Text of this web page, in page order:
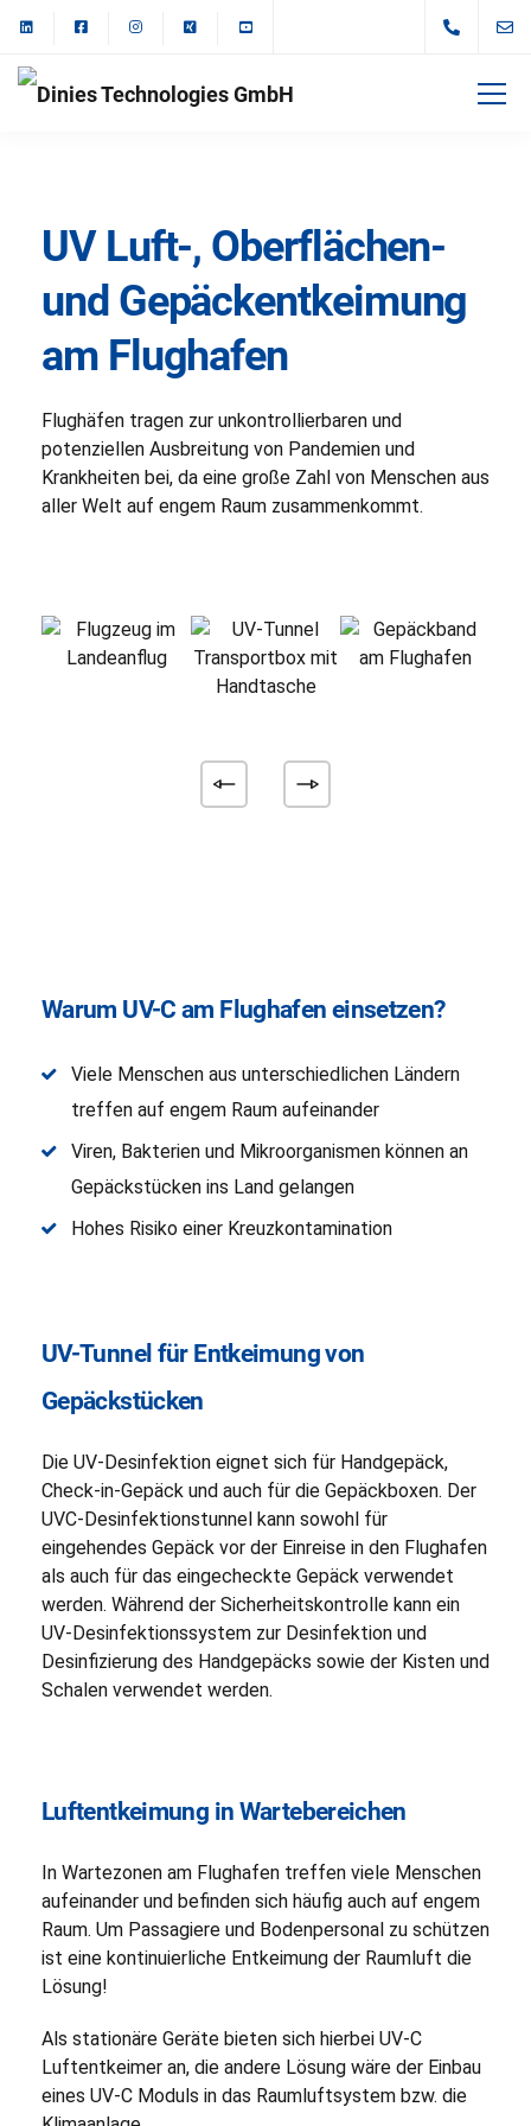
UV Luft-, Oberflächen-
und Gepäckentkeimung
am Flughafen
Flughäfen tragen zur unkontrollierbaren und
potenziellen Ausbreitung von Pandemien und
Krankheiten bei, da eine große Zahl von Menschen aus
aller Welt auf engem Raum zusammenkommt.
Warum UV-C am Flughafen einsetzen?
Viele Menschen aus unterschiedlichen Ländern
treffen auf engem Raum aufeinander
Viren, Bakterien und Mikroorganismen können an
Gepäckstücken ins Land gelangen
Hohes Risiko einer Kreuzkontamination
UV-Tunnel für Entkeimung von
Gepäckstücken
Die UV-Desinfektion eignet sich für Handgepäck,
Check-in-Gepäck und auch für die Gepäckboxen. Der
UVC-Desinfektionstunnel kann sowohl für
eingehendes Gepäck vor der Einreise in den Flughafen
als auch für das eingecheckte Gepäck verwendet
werden. Während der Sicherheitskontrolle kann ein
UV-Desinfektionssystem zur Desinfektion und
Desinfizierung des Handgepäcks sowie der Kisten und
Schalen verwendet werden.
Luftentkeimung in Wartebereichen
In Wartezonen am Flughafen treffen viele Menschen
aufeinander und befinden sich häufig auch auf engem
Raum. Um Passagiere und Bodenpersonal zu schützen
ist eine kontinuierliche Entkeimung der Raumluft die
Lösung!
Als stationäre Geräte bieten sich hierbei UV-C
Luftentkeimer an, die andere Lösung wäre der Einbau
eines UV-C Moduls in das Raumluftsystem bzw. die